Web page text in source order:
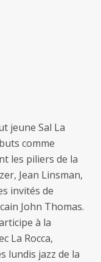
jeune Sal La
comme
les piliers de la
Jean Linsman,
invités de
John Thomas.
à la
La Rocca,
lundis jazz de la